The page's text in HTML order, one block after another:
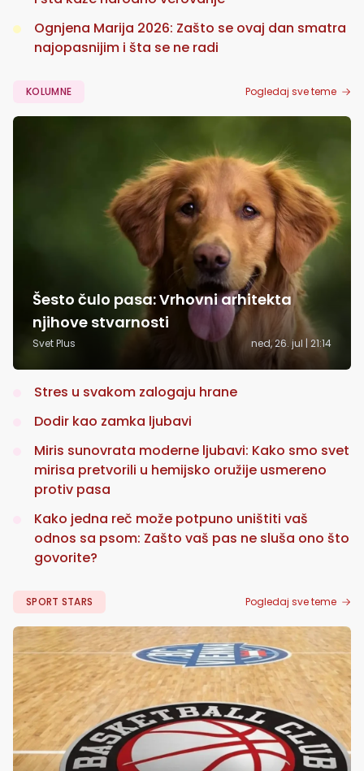
Ognjena Marija 2026: Zašto se ovaj dan smatra
najopasnijim i šta se ne radi
KOLUMNE Pogledaj sve teme
Šesto čulo pasa: Vrhovni arhitekta
njihove stvarnosti
Svet Plus ned, 26. jul | 21:14
Stres u svakom zalogaju hrane
Dodir kao zamka ljubavi
Miris sunovrata moderne ljubavi: Kako smo svet
mirisa pretvorili u hemijsko oružije usmereno
protiv pasa
Kako jedna reč može potpuno uništiti vaš
odnos sa psom: Zašto vaš pas ne sluša ono što
govorite?
SPORT STARS Pogledaj sve teme